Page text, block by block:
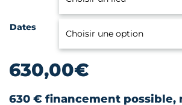
Dates
630,00€
630 € financement possible,